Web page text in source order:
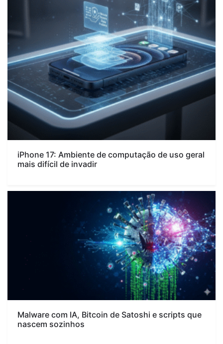
iPhone 17: Ambiente de computação de uso geral
mais difícil de invadir
Malware com IA, Bitcoin de Satoshi e scripts que
nascem sozinhos